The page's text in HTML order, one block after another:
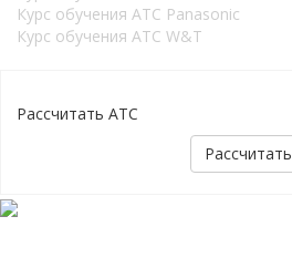
Курс обучения АТС Panasonic
Курс обучения АТС W&T
Рассчитать АТС
Рассчитать